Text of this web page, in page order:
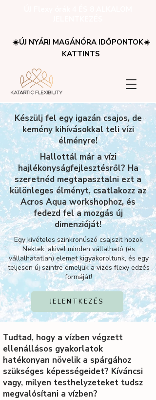
☀️ÚJ NYÁRI MAGÁNÓRA IDŐPONTOK☀️
KATTINTS
Készülj fel egy igazán csajos, de
kemény kihívásokkal teli vízi
élményre!
Hallottál már a vízi
hajlékonyságfejlesztésről? Ha
szeretnéd megtapasztalni ezt a
különleges élményt, csatlakozz az
Acros Aqua workshophoz, és
fedezd fel a mozgás új
dimenzióját!
Egy kivételes szinkronúszó csajszit hozok
Nektek, akivel minden vállalható (és
vállalhatatlan) elemet kigyakoroltunk, és egy
teljesen új szintre emeljük a vizes flexy edzés
formáját!
JELENTKEZÉS
Tudtad, hogy a vízben végzett
ellenállásos gyakorlatok
hatékonyan növelik a spárgához
szükséges képességeidet? Kíváncsi
vagy, milyen testhelyzeteket tudsz
megvalósítani a vízben?